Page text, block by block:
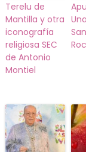
Terelu de
Mantilla y otra
iconografía
religiosa SEC
de Antonio
Montiel